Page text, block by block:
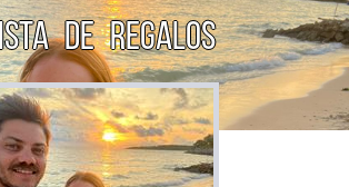
DE REGALOS